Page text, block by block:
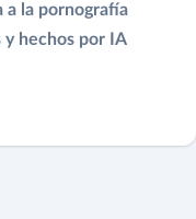
a la pornografía
hechos por IA